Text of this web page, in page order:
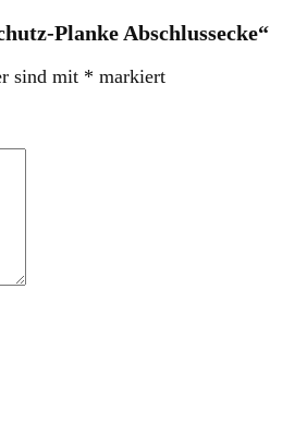
Planke Abschlussecke“
sind mit * markiert